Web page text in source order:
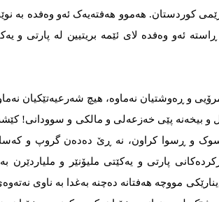
کوردستان. هەموو هەفتەیەک ئەو وەفدە بە
ئەو وەفدە لای ئێمە بريتيين لە پارتی و
و ڕەوشتیان نەماوە، هيچ شەرعيەتێکيان
و بيخەنە پێی خەزعەلی و مالکی و سوودانی!
سوک و ڕسوا کراون، نە ڕێ دەدەن گروپ و
پارتی و یەکێتی مليۆنێر و ملياردێرن
مووچە هەفتانە دەچنە بەغدا بە ناوی